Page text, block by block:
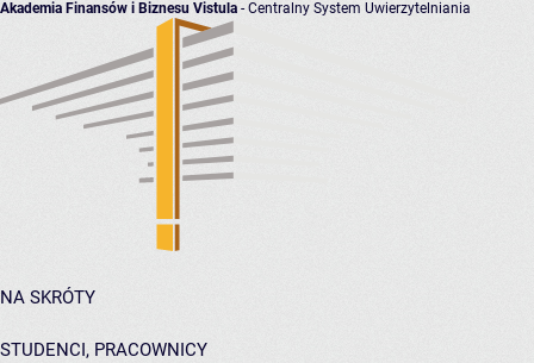
Akademia Finansów i Biznesu Vistula - Centralny System Uwierzytelniania
NA SKRÓTY
STUDENCI, PRACOWNICY